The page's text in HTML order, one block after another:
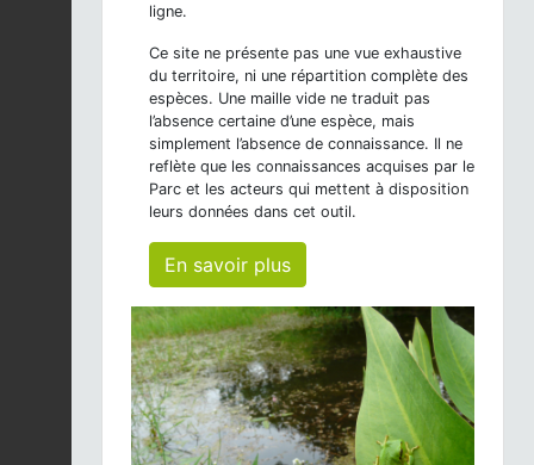
ligne.
Ce site ne présente pas une vue exhaustive
du territoire, ni une répartition complète des
espèces. Une maille vide ne traduit pas
l’absence certaine d’une espèce, mais
simplement l’absence de connaissance. Il ne
reflète que les connaissances acquises par le
Parc et les acteurs qui mettent à disposition
leurs données dans cet outil.
En savoir plus